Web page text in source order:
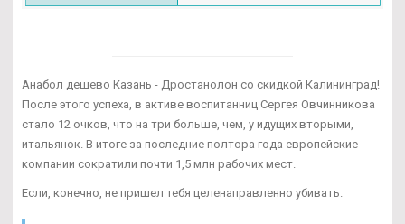
Анабол дешево Казань - Дростанолон со скидкой Калининград!
После этого успеха, в активе воспитанниц Сергея Овчинникова
стало 12 очков, что на три больше, чем, у идущих вторыми,
итальянок. В итоге за последние полтора года европейские
компании сократили почти 1,5 млн рабочих мест.
Если, конечно, не пришел тебя целенаправленно убивать.